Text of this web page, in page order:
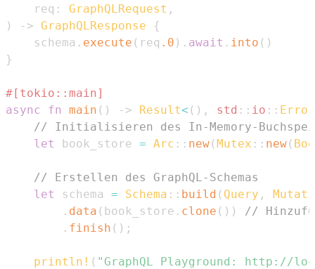
    req
: GraphQLRequest ,
)
-> GraphQLResponse
{
    schema
. execute ( req .0 ) . await . into ( )
}
#[tokio::main]
async
fn main ( ) -> Result< ( ) , std :: io :: Error
// Initialisieren des In-Memory-
let
book_store = Arc :: new(Mutex :: new(
// Erstellen des GraphQL-Schemas
let
schema = Schema :: build ( Query ,
. data ( book_store . clone ( ) )
//
. finish ( ) ;
println! ( "GraphQL Playground: http://